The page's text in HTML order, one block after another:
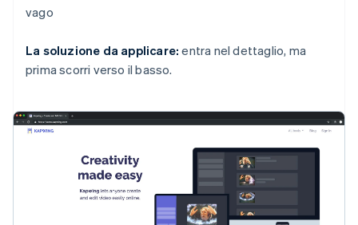
vago
La soluzione da applicare: entra nel dettaglio, ma
prima scorri verso il basso.